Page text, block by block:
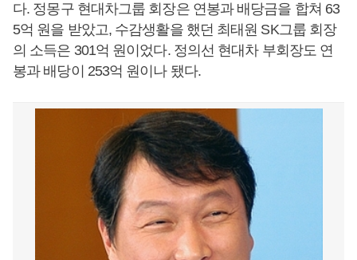
다. 정몽구 현대차그룹 회장은 연봉과 배당금을 합쳐 63
5억 원을 받았고, 수감생활을 했던 최태원 SK그룹 회장
의 소득은 301억 원이었다. 정의선 현대차 부회장도 연
봉과 배당이 253억 원이나 됐다.